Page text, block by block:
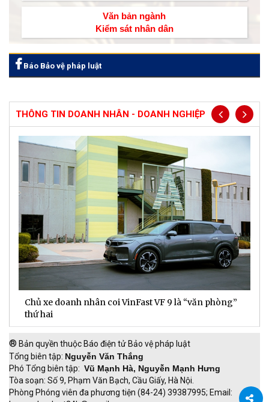
Văn bản ngành
Kiểm sát nhân dân
Báo Bảo vệ pháp luật
THÔNG TIN DOANH NHÂN - DOANH NGHIỆP
Chủ xe doanh nhân coi VinFast VF 9 là “văn phòng”
thứ hai
® Bản quyền thuộc Báo điện tử Bảo vệ pháp luật
Tổng biên tập: Nguyễn Văn Thắng
Phó Tổng biên tập: Vũ Mạnh Hà, Nguyễn Mạnh Hưng
Tòa soạn: Số 9, Phạm Văn Bạch, Cầu Giấy, Hà Nội.
Phòng Phóng viên đa phương tiện (84-24) 39387995; Email: